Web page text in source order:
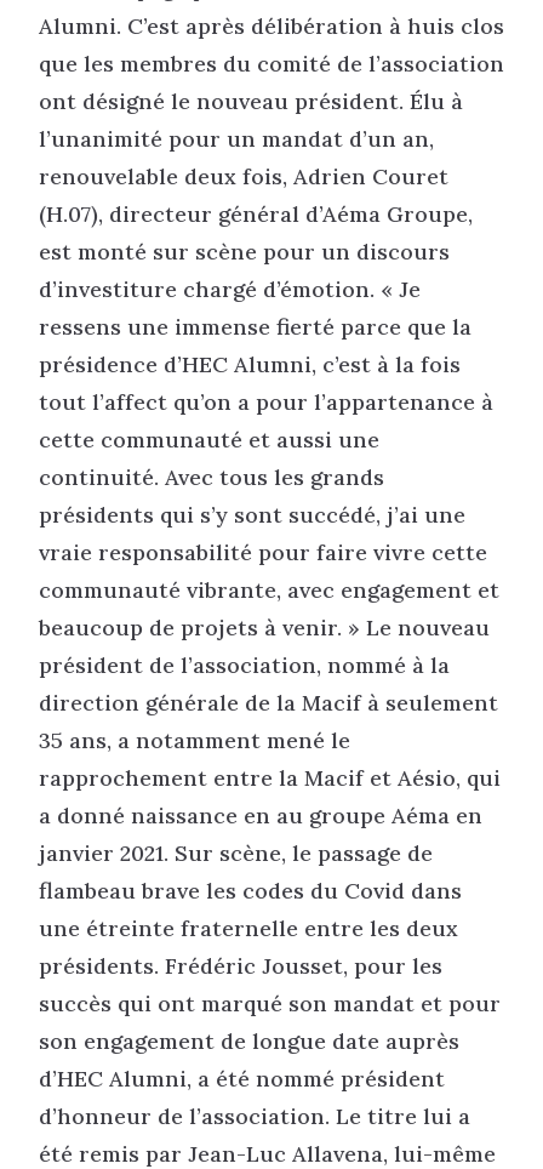
Alumni. C’est après délibération à huis clos
que les membres du comité de l’association
ont désigné le nouveau président. Élu à
l’unanimité pour un mandat d’un an,
renouvelable deux fois, Adrien Couret
(H.07), directeur général d’Aéma Groupe,
est monté sur scène pour un discours
d’investiture chargé d’émotion. « Je
ressens une immense fierté parce que la
présidence d’HEC Alumni, c’est à la fois
tout l’affect qu’on a pour l’appartenance à
cette communauté et aussi une
continuité. Avec tous les grands
présidents qui s’y sont succédé, j’ai une
vraie responsabilité pour faire vivre cette
communauté vibrante, avec engagement et
beaucoup de projets à venir. » Le nouveau
président de l’association, nommé à la
direction générale de la Macif à seulement
35 ans, a notamment mené le
rapprochement entre la Macif et Aésio, qui
a donné naissance en au groupe Aéma en
janvier 2021. Sur scène, le passage de
flambeau brave les codes du Covid dans
une étreinte fraternelle entre les deux
présidents. Frédéric Jousset, pour les
succès qui ont marqué son mandat et pour
son engagement de longue date auprès
d’HEC Alumni, a été nommé président
d’honneur de l’association. Le titre lui a
été remis par Jean-Luc Allavena, lui-même